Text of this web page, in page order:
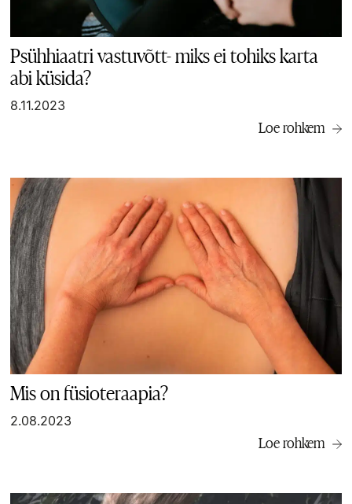
Psühhiaatri vastuvõtt- miks ei tohiks karta
abi küsida?
8.11.2023
Loe rohkem
Mis on füsioteraapia?
2.08.2023
Loe rohkem